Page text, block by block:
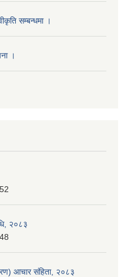
सम्बन्धमा ।
।
२०८३
आचार संहिता, २०८३